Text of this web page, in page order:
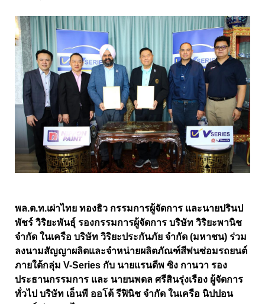
พล.ต.ท.เผ่าไทย ทองธิว กรรมการผู้จัดการ และนายปรินป
พัชร์ วิริยะพันธุ์ รองกรรมการผู้จัดการ บริษัท วิริยะพานิช
จำกัด ในเครือ บริษัท วิริยะประกันภัย จำกัด (มหาชน) ร่วม
ลงนามสัญญาผลิตและจำหน่ายผลิตภัณฑ์สีพ่นซ่อมรถยนต์
ภายใต้กลุ่ม V-Series กับ นายแรนดีพ ซิง กานวา รอง
ประธานกรรมการ และ นายนพดล ศรีสินรุ่งเรือง ผู้จัดการ
ทั่วไป บริษัท เอ็นพี ออโต้ รีฟินิช จำกัด ในเครือ นิปปอน